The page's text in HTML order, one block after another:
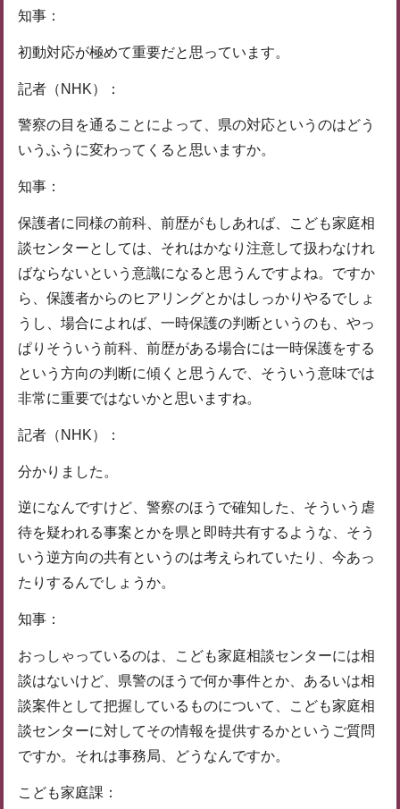
知事：
初動対応が極めて重要だと思っています。
記者（NHK）：
警察の目を通ることによって、県の対応というのはどう
いうふうに変わってくると思いますか。
知事：
保護者に同様の前科、前歴がもしあれば、こども家庭相
談センターとしては、それはかなり注意して扱わなけれ
ばならないという意識になると思うんですよね。ですか
ら、保護者からのヒアリングとかはしっかりやるでしょ
うし、場合によれば、一時保護の判断というのも、やっ
ぱりそういう前科、前歴がある場合には一時保護をする
という方向の判断に傾くと思うんで、そういう意味では
非常に重要ではないかと思いますね。
記者（NHK）：
分かりました。
逆になんですけど、警察のほうで確知した、そういう虐
待を疑われる事案とかを県と即時共有するような、そう
いう逆方向の共有というのは考えられていたり、今あっ
たりするんでしょうか。
知事：
おっしゃっているのは、こども家庭相談センターには相
談はないけど、県警のほうで何か事件とか、あるいは相
談案件として把握しているものについて、こども家庭相
談センターに対してその情報を提供するかというご質問
ですか。それは事務局、どうなんですか。
こども家庭課：